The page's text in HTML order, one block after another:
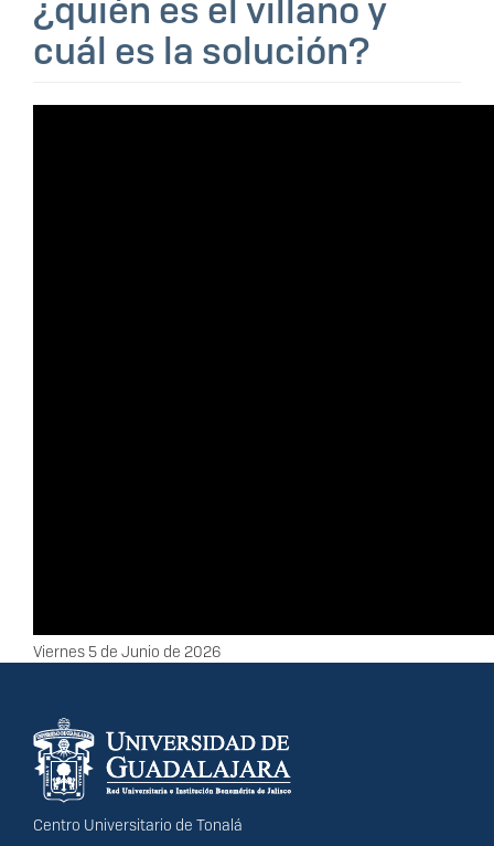
cuál es la solución?
Fecha
Viernes 5 de Junio de 2026
Información del
portal
Centro Universitario de Tonalá